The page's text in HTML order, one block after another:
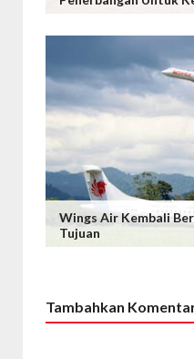
Wings Air Kembali
Tujuan
Tambahkan